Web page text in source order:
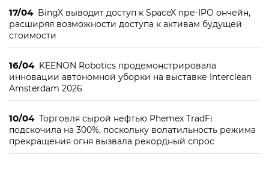
17/04 BingX выводит доступ к SpaceX пре-IPO ончейн,
расширяя возможности доступа к активам будущей
стоимости
16/04 KEENON Robotics продемонстрировала
инновации автономной уборки на выставке Interclean
Amsterdam 2026
10/04 Торговля сырой нефтью Phemex TradFi
подскочила на 300%, поскольку волатильность режима
прекращения огня вызвала рекордный спрос